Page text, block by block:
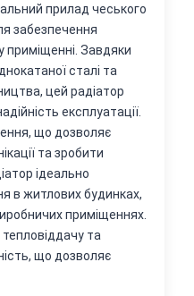
прилад чеського
забезпечення
приміщенні. Завдяки
сталі та
цей радіатор
експлуатації.
що дозволяє
та зробити
ідеально
в житлових будинках,
приміщеннях.
тепловіддачу та
що дозволяє